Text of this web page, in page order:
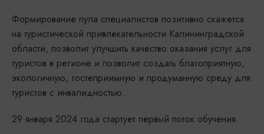
Формирование пула специалистов позитивно скажется
на туристической привлекательности Калининградской
области, позволит улучшить качество оказания услуг для
туристов в регионе и позволит создать благоприятную,
экологичную, гостеприимную и продуманную среду для
туристов с инвалидностью.
29 января 2024 года стартует первый поток обучения.